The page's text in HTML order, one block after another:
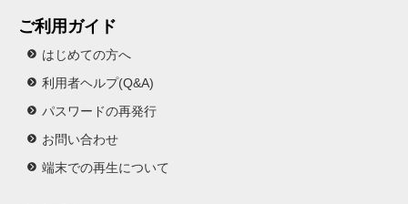
ご利用ガイド
はじめての方へ
利用者ヘルプ(Q&A)
パスワードの再発行
お問い合わせ
端末での再生について